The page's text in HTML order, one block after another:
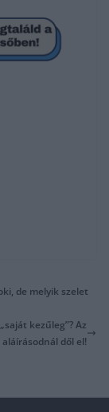
de melyik szelet
kezűleg”? Az
aláírásodnál dől el!